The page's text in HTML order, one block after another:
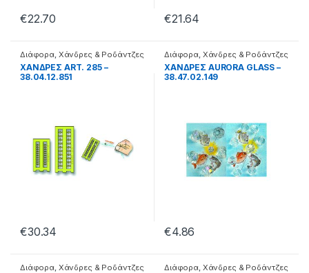
€22.70 €21.64
Διάφορα, Χάνδρες & Ροδάντζες
ΧΑΝΔΡΕΣ ART. 285 –
38.04.12.851
€30.34
Διάφορα, Χάνδρες & Ροδάντζες
ΧΑΝΔΡΕΣ AURORA GLASS –
38.47.02.149
€4.86
Διάφορα Χάνδρες & Ροδάντζες Διάφορα Χάνδρες & Ροδάντζες